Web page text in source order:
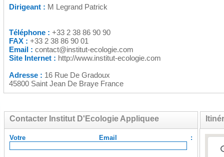
Dirigeant : M Legrand Patrick
Téléphone : +33 2 38 86 90 90
FAX : +33 2 38 86 90 01
Email : contact@institut-ecologie.com
Site Internet : http://www.institut-ecologie.com
Adresse : 16 Rue De Gradoux
45800 Saint Jean De Braye France
Contacter Institut D'Ecologie Appliquee
Votre Email :